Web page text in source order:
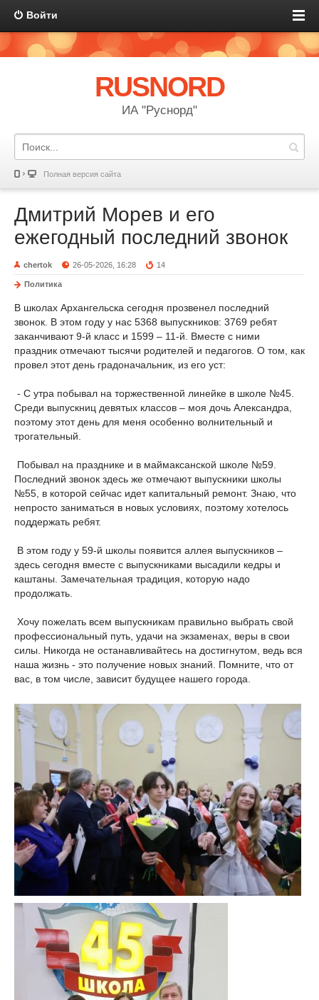
Войти
RUSNORD
ИА "Руснорд"
Полная версия сайта
Дмитрий Морев и его
ежегодный последний звонок
chertok 26-05-2026, 16:28 14
Политика
В школах Архангельска сегодня прозвенел последний
звонок. В этом году у нас 5368 выпускников: 3769 ребят
заканчивают 9-й класс и 1599 – 11-й. Вместе с ними
праздник отмечают тысячи родителей и педагогов. О том, как
провел этот день градоначальник, из его уст:
- С утра побывал на торжественной линейке в школе №45.
Среди выпускниц девятых классов – моя дочь Александра,
поэтому этот день для меня особенно волнительный и
трогательный.
Побывал на празднике и в маймаксанской школе №59.
Последний звонок здесь же отмечают выпускники школы
№55, в которой сейчас идет капитальный ремонт. Знаю, что
непросто заниматься в новых условиях, поэтому хотелось
поддержать ребят.
В этом году у 59-й школы появится аллея выпускников –
здесь сегодня вместе с выпускниками высадили кедры и
каштаны. Замечательная традиция, которую надо
продолжать.
Хочу пожелать всем выпускникам правильно выбрать свой
профессиональный путь, удачи на экзаменах, веры в свои
силы. Никогда не останавливайтесь на достигнутом, ведь вся
наша жизнь - это получение новых знаний. Помните, что от
вас, в том числе, зависит будущее нашего города.